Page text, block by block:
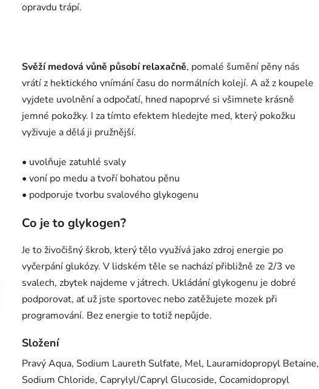
opravdu trápí.
Svěží medová vůně působí relaxačně, pomalé šumění pěny nás
vrátí z hektického vnímání času do normálních kolejí. A až z koupele
vyjdete uvolnění a odpočatí, hned napoprvé si všimnete krásně
jemné pokožky. I za tímto efektem hledejte med, který pokožku
vyživuje a dělá ji pružnější.
• uvolňuje zatuhlé svaly
• voní po medu a tvoří bohatou pěnu
• podporuje tvorbu svalového glykogenu
Co je to glykogen?
Je to živočišný škrob, který tělo využívá jako zdroj energie po
vyčerpání glukózy. V lidském těle se nachází přibližně ze 2/3 ve
svalech, zbytek najdeme v játrech. Ukládání glykogenu je dobré
podporovat, ať už jste sportovec nebo zatěžujete mozek při
programování. Bez energie to totiž nepůjde.
Složení
Pravý Aqua, Sodium Laureth Sulfate, Mel, Lauramidopropyl Betaine,
Sodium Chloride, Caprylyl/Capryl Glucoside, Cocamidopropyl